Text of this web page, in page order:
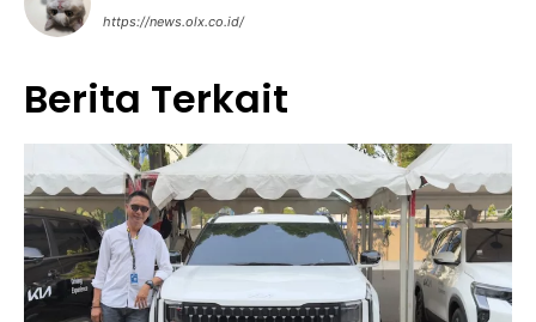
https://news.olx.co.id/
Berita Terkait